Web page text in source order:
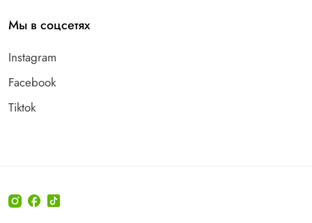
Мы в соцсетях
Instagram
Facebook
Tiktok